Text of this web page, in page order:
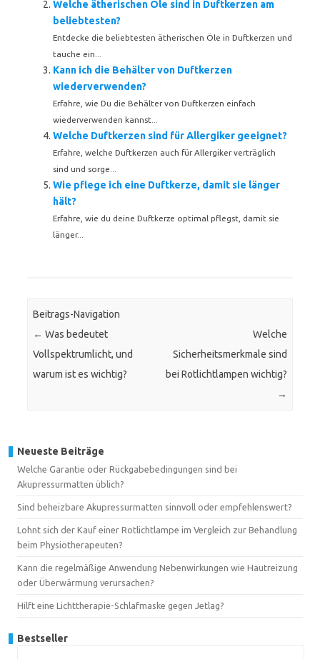
Welche ätherischen Öle sind in Duftkerzen am
beliebtesten?
Entdecke die beliebtesten ätherischen Öle in Duftkerzen und
tauche ein...
Kann ich die Behälter von Duftkerzen
wiederverwenden?
Erfahre, wie Du die Behälter von Duftkerzen einfach
wiederverwenden kannst...
Welche Duftkerzen sind für Allergiker geeignet?
Erfahre, welche Duftkerzen auch für Allergiker verträglich
sind und sorge...
Wie pflege ich eine Duftkerze, damit sie länger
hält?
Erfahre, wie du deine Duftkerze optimal pflegst, damit sie
länger...
Beitrags-Navigation
← Was bedeutet
Vollspektrumlicht, und
warum ist es wichtig?
Welche
Sicherheitsmerkmale sind
bei Rotlichtlampen wichtig?
→
Neueste Beiträge
Welche Garantie oder Rückgabebedingungen sind bei
Akupressurmatten üblich?
Sind beheizbare Akupressurmatten sinnvoll oder empfehlenswert?
Lohnt sich der Kauf einer Rotlichtlampe im Vergleich zur Behandlung
beim Physiotherapeuten?
Kann die regelmäßige Anwendung Nebenwirkungen wie Hautreizung
oder Überwärmung verursachen?
Hilft eine Lichttherapie-Schlafmaske gegen Jetlag?
Bestseller